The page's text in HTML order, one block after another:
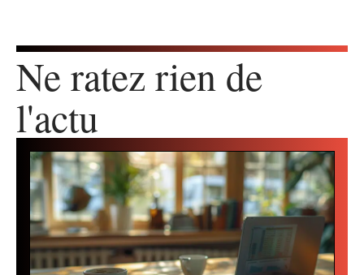
Ne ratez rien de
l'actu